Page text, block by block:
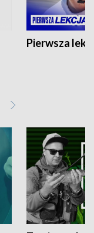
Pierwsza